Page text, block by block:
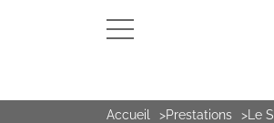
Accueil Prestations Le